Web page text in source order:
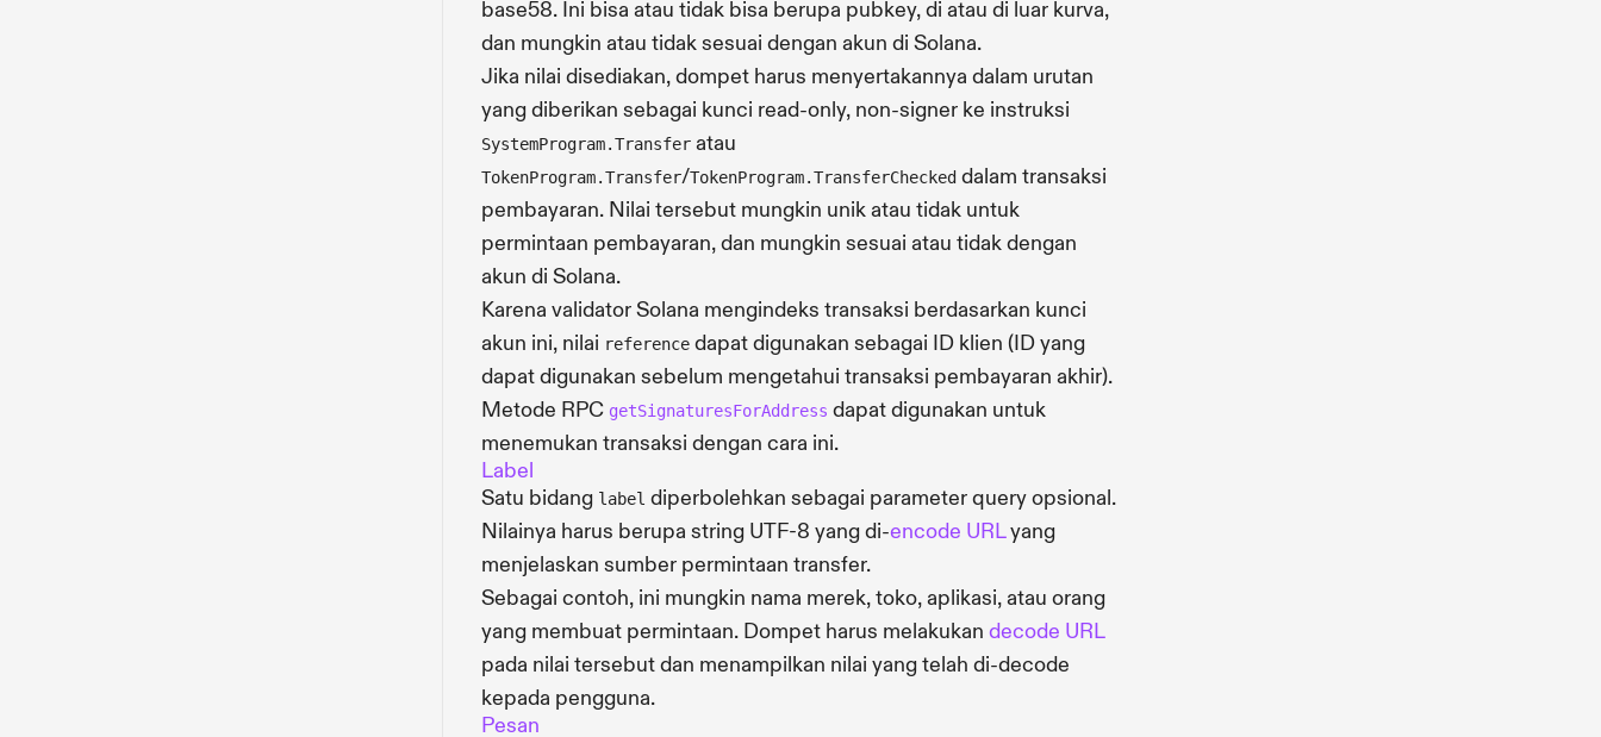
base58. Ini bisa atau tidak bisa berupa pubkey, di atau di luar kurva,
dan mungkin atau tidak sesuai dengan akun di Solana.
Jika nilai disediakan, dompet harus menyertakannya dalam urutan
yang diberikan sebagai kunci read-only, non-signer ke instruksi
SystemProgram.Transfer atau
TokenProgram.Transfer/TokenProgram.TransferChecked dalam transaksi
pembayaran. Nilai tersebut mungkin unik atau tidak untuk
permintaan pembayaran, dan mungkin sesuai atau tidak dengan
akun di Solana.
Karena validator Solana mengindeks transaksi berdasarkan kunci
akun ini, nilai reference dapat digunakan sebagai ID klien (ID yang
dapat digunakan sebelum mengetahui transaksi pembayaran akhir).
Metode RPC getSignaturesForAddress dapat digunakan untuk
menemukan transaksi dengan cara ini.
Label
Satu bidang label diperbolehkan sebagai parameter query opsional.
Nilainya harus berupa string UTF-8 yang di-encode URLyang
menjelaskan sumber permintaan transfer.
Sebagai contoh, ini mungkin nama merek, toko, aplikasi, atau orang
yang membuat permintaan. Dompet harus melakukan decode URL
pada nilai tersebut dan menampilkan nilai yang telah di-decode
kepada pengguna.
Pesan